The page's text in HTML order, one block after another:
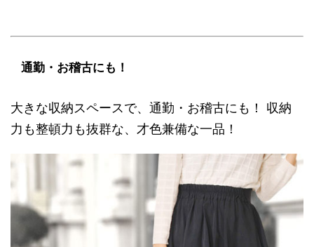
通勤・お稽古にも！
大きな収納スペースで、通勤・お稽古にも！ 収納
力も整頓力も抜群な、才色兼備な一品！